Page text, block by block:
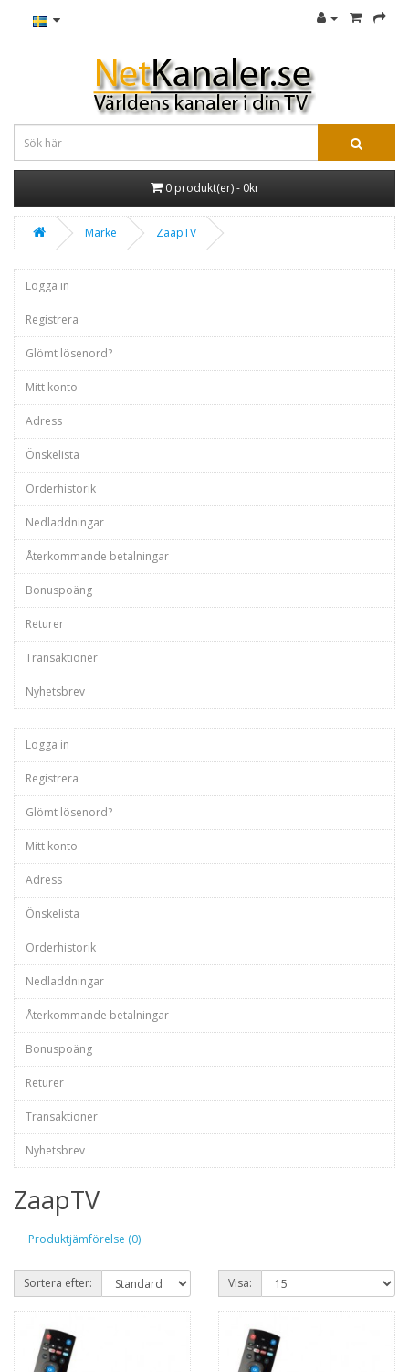
0 produkt(er) - 0kr
Märke ZaapTV
Logga in
Registrera
Glömt lösenord?
Mitt konto
Adress
Önskelista
Orderhistorik
Nedladdningar
Återkommande betalningar
Bonuspoäng
Returer
Transaktioner
Nyhetsbrev
Logga in
Registrera
Glömt lösenord?
Mitt konto
Adress
Önskelista
Orderhistorik
Nedladdningar
Återkommande betalningar
Bonuspoäng
Returer
Transaktioner
Nyhetsbrev
ZaapTV
Produktjämförelse (0)
Sortera efter: Visa: